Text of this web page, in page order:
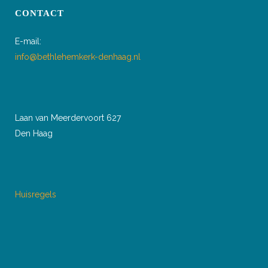
CONTACT
E-mail:
info@bethlehemkerk-denhaag.nl
Laan van Meerdervoort 627
Den Haag
Huisregels